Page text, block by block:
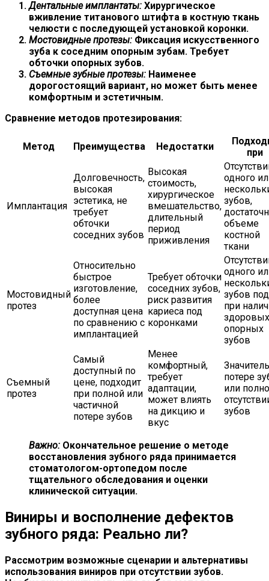
Дентальные имплантаты: Хирургическое
вживление титанового штифта в костную ткань
челюсти с последующей установкой коронки.
Мостовидные протезы: Фиксация искусственного
зуба к соседним опорным зубам. Требует
обточки опорных зубов.
Съемные зубные протезы: Наименее
дорогостоящий вариант, но может быть менее
комфортным и эстетичным.
Сравнение методов протезирования:
Метод Преимущества Недостатки
при
Имплантация
Долговечность,
высокая
эстетика, не
требует
обточки
соседних зубов
Высокая
стоимость,
хирургическое
вмешательство,
длительный
период
приживления
одного
зубов,
объеме
костной
ткани
Мостовидный
протез
Относительно
быстрое
изготовление,
более
доступная цена
по сравнению с
имплантацией
Требует обточки
соседних зубов,
риск развития
кариеса под
коронками
одного
зубов
при
здоровых
опорных
зубов
Съемный
протез
Самый
доступный по
цене, подходит
при полной или
частичной
потере зубов
Менее
комфортный,
требует
адаптации,
может влиять
на дикцию и
вкус
потере
или
зубов
Важно: Окончательное решение о методе
восстановления зубного ряда принимается
стоматологом-ортопедом после
тщательного обследования и оценки
клинической ситуации.
Виниры и восполнение дефектов
зубного ряда: Реально ли?
Рассмотрим возможные сценарии и альтернативы
использования виниров при отсутствии зубов.